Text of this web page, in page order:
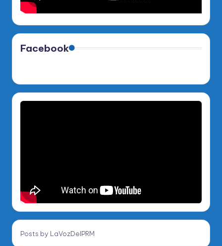
Facebook
Posts by LaVozDelPRM